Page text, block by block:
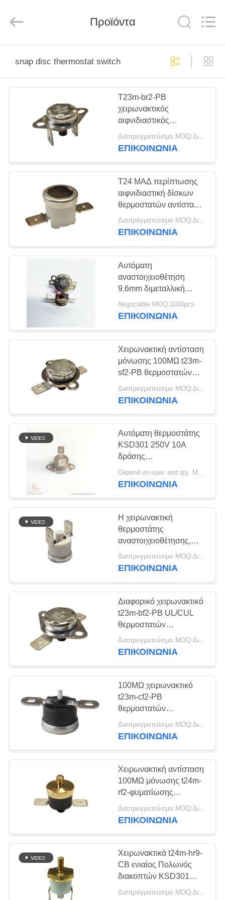
ΠΡΟΪΌΝΤΑ
ΒΊΝΤΕΟ
ΕΜΦΆΝΙΣΗ
VR
ΠΕΡΊΠΟΥ
ΕΜΕΊΣ
ΓΎΡΟΣ
ΕΡΓΟΣΤΑΣΊΩΝ
ΠΟΙΟΤΙΚΌΣ
ΈΛΕΓΧΟΣ
ΜΑΣ
ΕΠΑΦΉ
ΕΙΔΉΣΕΙΣ
ΠΕΡΙΠΤΏΣΕΙΣ
SITEMAP
PRIVACY
POLICY
Rights
Προϊόντα
snap disc thermostat switch
T23m-br2-PB
χειρωνακτικός
αιφνιδιαστικός
διακόπτης θερμοστατών
δίσκων, περίπτωση
Διαπραγματεύσιμα MOQ:Διαπραγματεύσιμο
ΕΠΙΚΟΙΝΩΝΊΑ
T24 ΜΑΔ περίπτωσης
αιφνιδιαστική δίσκων
θερμοστατών αντίσταση
50mΩ κυκλωμάτων
αναστοιχειοθέτησης
Διαπραγματεύσιμα MOQ:Διαπραγματεύσιμο
ΕΠΙΚΟΙΝΩΝΊΑ
Αυτόματη
αναστοιχειοθέτηση
9.6mm διμεταλλική
αιφνιδιαστική
θερμοστάτης δίσκων
Negociable MOQ:1000pcs
ΕΠΙΚΟΙΝΩΝΊΑ
Χειρωνακτική αντίσταση
μόνωσης 100MΩ t23m-
sf2-PB θερμοστατών
δίσκων περίπτωσης
ΜΑΔ
ΕΠΙΚΟΙΝΩΝΊΑ
Αυτόματη θερμοστάτης
KSD301 250V 10A
δράσης
αναστοιχειοθέτησης
αιφνιδιαστική για τους
Depend on spec and qty. MOQ:2000pcs, υποστηρίξτε επίσης το πειραματικό τρέξιμο Qty.
ΕΠΙΚΟΙΝΩΝΊΑ
Η χειρωνακτική
θερμοστάτης
αναστοιχειοθέτησης,
t24m-cr9-CB, ενιαίος
Πολωνός ενιαίος ρίχνει,
Διαπραγματεύσιμα MOQ:Διαπραγματεύσιμο
ΕΠΙΚΟΙΝΩΝΊΑ
Διαφορικό χειρωνακτικό
t23m-bf2-PB UL/CUL
θερμοστατών
αναστοιχειοθέτησης 8℃
που λειτουργεί
Διαπραγματεύσιμα MOQ:Διαπραγματεύσιμο
ΕΠΙΚΟΙΝΩΝΊΑ
100MΩ χειρωνακτικό
t23m-cf2-PB
θερμοστατών
αναστοιχειοθέτησης για
την ηλεκτρική θερμάστρα
ΕΠΙΚΟΙΝΩΝΊΑ
Χειρωνακτική αντίσταση
100MΩ μόνωσης t24m-
rf2-φυματίωσης
θερμοστατών
αναστοιχειοθέτησης
Διαπραγματεύσιμα MOQ:Διαπραγματεύσιμο
ΕΠΙΚΟΙΝΩΝΊΑ
Χειρωνακτικά t24m-hr9-
CB ενιαίος Πολωνός
διακοπτών KSD301
θερμικά - ενιαίος ρίξτε
Διαπραγματεύσιμα MOQ:Διαπραγματεύσιμο